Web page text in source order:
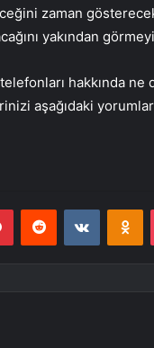
zaman
yakından
hakkında
aşağıdaki
PinterestReddit